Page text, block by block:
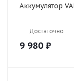
Аккумулятор
Достаточно
9 980 ₽